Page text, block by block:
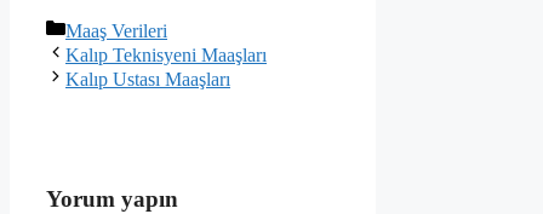
Kategoriler
Maaş Verileri
Kalıp Teknisyeni Maaşları
Kalıp Ustası Maaşları
Yorum yapın